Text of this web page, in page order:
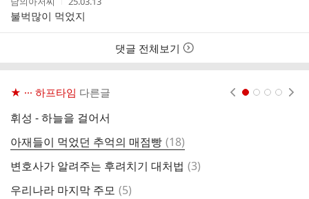
성
자
성
시
간
불벅많이 먹었지
댓글 전체보기
★ ··· 하프타임 다른글
휘성 - 하늘을 걸어서
아재들이 먹었던 추억의 매점빵 댓
글
(18)
변호사가 알려주는 후려치기 대처법 댓
(3)
우리나라 마지막 주모 댓
(5)